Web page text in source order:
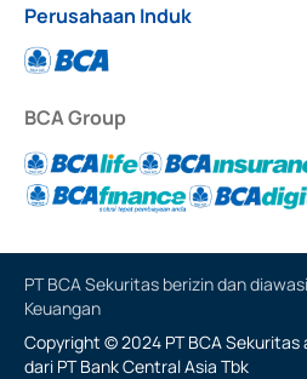
Perusahaan Induk
BCA Group
PT BCA Sekuritas berizin dan
Keuangan
Copyright © 2024 PT BCA Sekuritas
dari PT Bank Central Asia Tbk